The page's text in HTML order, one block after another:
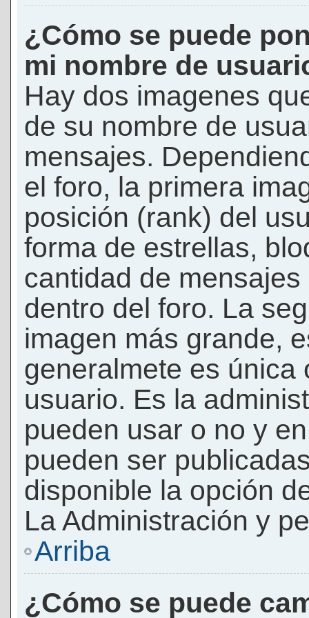
¿Cómo se puede
mi nombre de
Hay dos imagenes
de su nombre de
mensajes.
el foro, la primera
posición (rank) del
forma de estrellas,
cantidad de
dentro del foro. La
imagen más grande,
generalmete es única
usuario. Es la
pueden usar o no y
pueden ser
disponible la opción
La Administración y
Arriba
¿Cómo se puede